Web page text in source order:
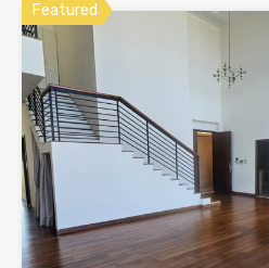
Featured